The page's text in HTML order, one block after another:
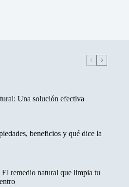
Una solución efectiva
beneficios y qué dice la
remedio natural que limpia tu